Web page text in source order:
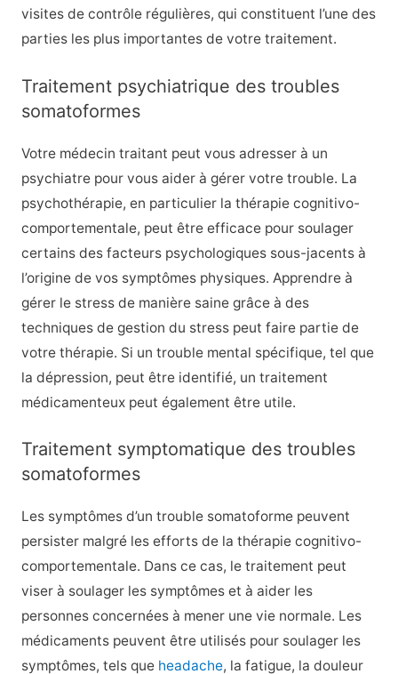
visites de contrôle régulières, qui constituent l’une des
parties les plus importantes de votre traitement.
Traitement psychiatrique des troubles
somatoformes
Votre médecin traitant peut vous adresser à un
psychiatre pour vous aider à gérer votre trouble. La
psychothérapie, en particulier la thérapie cognitivo-
comportementale, peut être efficace pour soulager
certains des facteurs psychologiques sous-jacents à
l’origine de vos symptômes physiques. Apprendre à
gérer le stress de manière saine grâce à des
techniques de gestion du stress peut faire partie de
votre thérapie. Si un trouble mental spécifique, tel que
la dépression, peut être identifié, un traitement
médicamenteux peut également être utile.
Traitement symptomatique des troubles
somatoformes
Les symptômes d’un trouble somatoforme peuvent
persister malgré les efforts de la thérapie cognitivo-
comportementale. Dans ce cas, le traitement peut
viser à soulager les symptômes et à aider les
personnes concernées à mener une vie normale. Les
médicaments peuvent être utilisés pour soulager les
symptômes, tels que headache, la fatigue, la douleur